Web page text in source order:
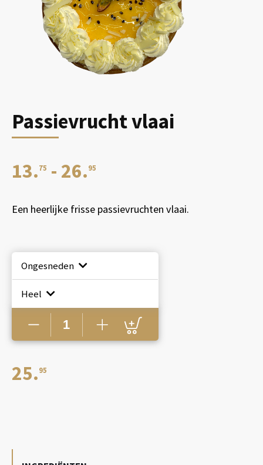
Passievrucht vlaai
13. 75 - 26. 95
€13.75
€26.95
Een heerlijke frisse passievruchten vlaai.
Ongesneden
Heel
aantal
25. 95